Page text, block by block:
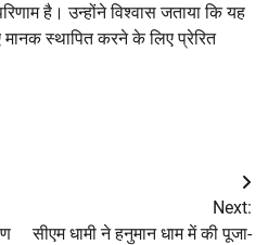
है। उन्होंने विश्वास जताया कि यह
मानक स्थापित करने के लिए प्रेरित
Next:
सीएम धामी ने हनुमान धाम में की पूजा-